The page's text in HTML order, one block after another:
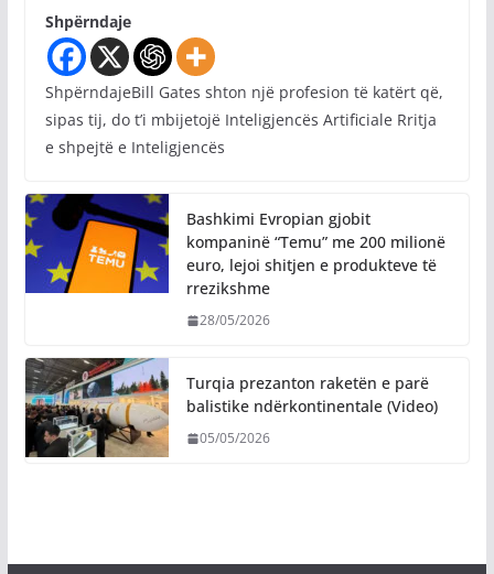
Shpërndaje
ShpërndajeBill Gates shton një profesion të katërt që,
sipas tij, do t’i mbijetojë Inteligjencës Artificiale Rritja
e shpejtë e Inteligjencës
Bashkimi Evropian gjobit
kompaninë “Temu” me 200 milionë
euro, lejoi shitjen e produkteve të
rrezikshme
28/05/2026
Turqia prezanton raketën e parë
balistike ndërkontinentale (Video)
05/05/2026